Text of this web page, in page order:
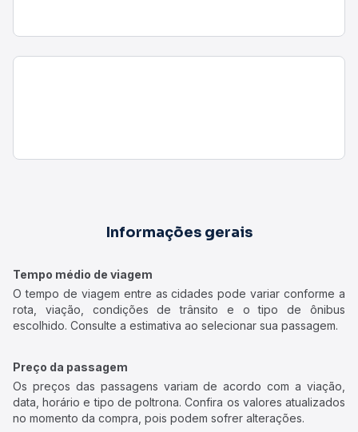
Informações gerais
Tempo médio de viagem
O tempo de viagem entre as cidades pode variar conforme a
rota, viação, condições de trânsito e o tipo de ônibus
escolhido. Consulte a estimativa ao selecionar sua passagem.
Preço da passagem
Os preços das passagens variam de acordo com a viação,
data, horário e tipo de poltrona. Confira os valores atualizados
no momento da compra, pois podem sofrer alterações.